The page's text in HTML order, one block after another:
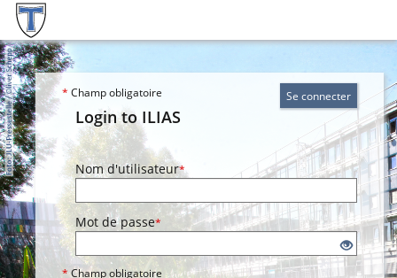
Se connecter
* Champ obligatoire
Login to ILIAS
Nom d'utilisateur*
Mot de passe*
* Champ obligatoire